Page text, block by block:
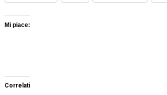
Mi piace:
Correlati